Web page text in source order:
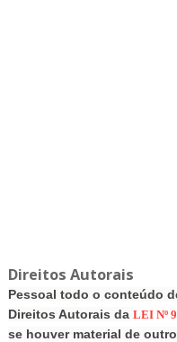
Direitos Autorais
Pessoal todo o conteúdo
Direitos Autorais da LEI Nº
se houver material de